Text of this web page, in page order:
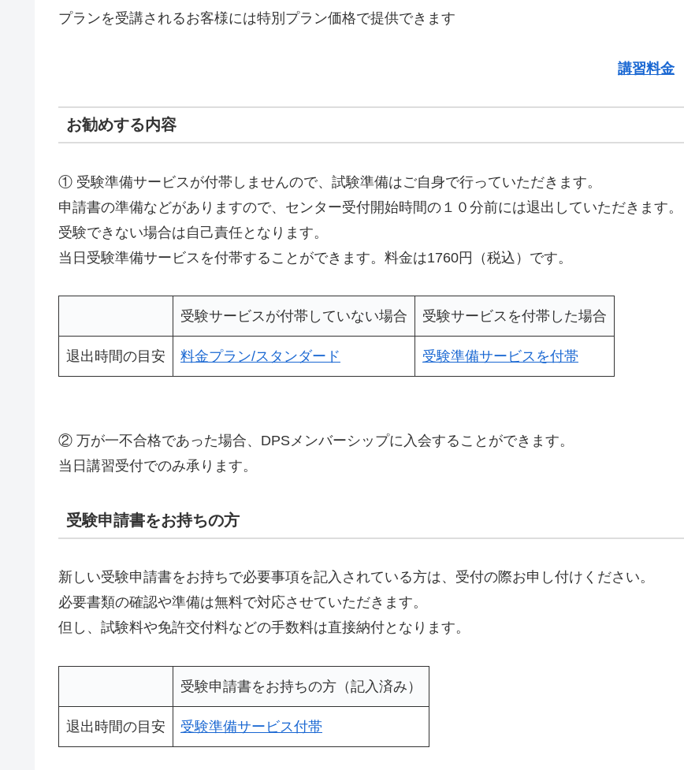
プランを受講されるお客様には特別プラン価格で提供できます
講習料金
お勧めする内容
① 受験準備サービスが付帯しませんので、試験準備はご自身で行っていただきます。
申請書の準備などがありますので、センター受付開始時間の１０分前には退出していただきます。
受験できない場合は自己責任となります。
当日受験準備サービスを付帯することができます。料金は1760円（税込）です。
受験サービスが付帯していない場合 受験サービスを付帯した場合
退出時間の目安 料金プラン/スタンダード 受験準備サービスを付帯
② 万が一不合格であった場合、DPSメンバーシップに入会することができます。
当日講習受付でのみ承ります。
受験申請書をお持ちの方
新しい受験申請書をお持ちで必要事項を記入されている方は、受付の際お申し付けください。
必要書類の確認や準備は無料で対応させていただきます。
但し、試験料や免許交付料などの手数料は直接納付となります。
受験申請書をお持ちの方（記入済み）
退出時間の目安 受験準備サービス付帯